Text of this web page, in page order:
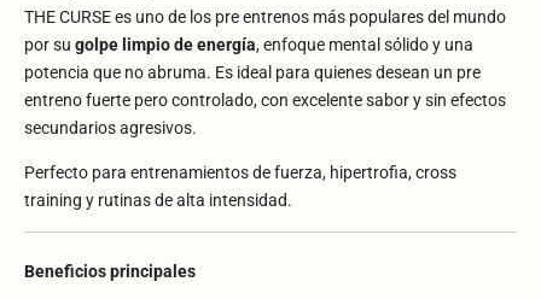
THE CURSE es uno de los pre entrenos más populares del mundo
por su golpe limpio de energía, enfoque mental sólido y una
potencia que no abruma. Es ideal para quienes desean un pre
entreno fuerte pero controlado, con excelente sabor y sin efectos
secundarios agresivos.
Perfecto para entrenamientos de fuerza, hipertrofia, cross
training y rutinas de alta intensidad.
Beneficios principales